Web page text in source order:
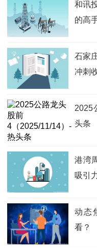
和讯
的高
石家
冲刺
2025
头条
港湾
吸引
动态
看？